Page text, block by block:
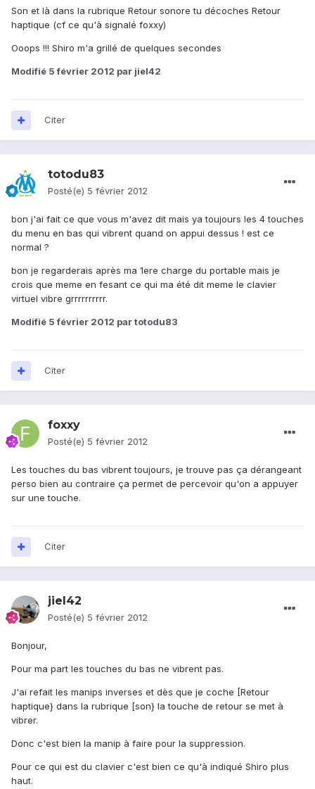
Son et là dans la rubrique Retour sonore tu décoches Retour
haptique (cf ce qu'à signalé foxxy)
Ooops !!! Shiro m'a grillé de quelques secondes
Modifié 5 février 2012 par jiel42
Citer
totodu83
Posté(e) 5 février 2012
bon j'ai fait ce que vous m'avez dit mais ya toujours les 4 touches
du menu en bas qui vibrent quand on appui dessus ! est ce
normal ?
bon je regarderais après ma 1ere charge du portable mais je
crois que meme en fesant ce qui ma été dit meme le clavier
virtuel vibre grrrrrrrrrr.
Modifié 5 février 2012 par totodu83
Citer
foxxy
Posté(e) 5 février 2012
Les touches du bas vibrent toujours, je trouve pas ça dérangeant
perso bien au contraire ça permet de percevoir qu'on a appuyer
sur une touche.
Citer
jiel42
Posté(e) 5 février 2012
Bonjour,
Pour ma part les touches du bas ne vibrent pas.
J'ai refait les manips inverses et dès que je coche [Retour
haptique} dans la rubrique [son} la touche de retour se met à
vibrer.
Donc c'est bien la manip à faire pour la suppression.
Pour ce qui est du clavier c'est bien ce qu'à indiqué Shiro plus
haut.